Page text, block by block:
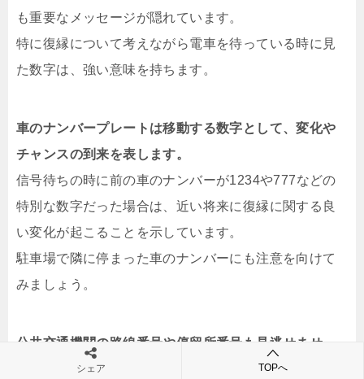
も重要なメッセージが隠れています。
特に復縁について考えながら電車を待っている時に見
た数字は、強い意味を持ちます。
車のナンバープレートは移動する数字として、変化や
チャンスの到来を表します。
信号待ちの時に前の車のナンバーが1234や777などの
特別な数字だった場合は、近い将来に復縁に関する良
い変化が起こることを示しています。
駐車場で隣に停まった車のナンバーにも注意を向けて
みましょう。
公共交通機関の路線番号や停留所番号も見逃せませ
シェア TOPへ